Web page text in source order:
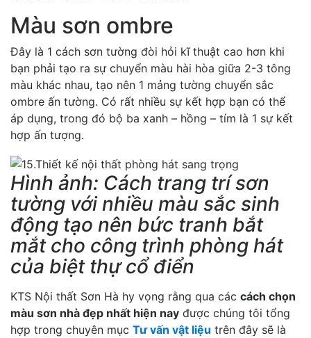
Màu sơn ombre
Đây là 1 cách sơn tường đòi hỏi kĩ thuật cao hơn khi
bạn phải tạo ra sự chuyển màu hài hòa giữa 2-3 tông
màu khác nhau, tạo nên 1 mảng tường chuyển sắc
ombre ấn tường. Có rất nhiều sự kết hợp bạn có thể
áp dụng, trong đó bộ ba xanh – hồng – tím là 1 sự kết
hợp ấn tượng.
Hình ảnh: Cách trang trí sơn
tường với nhiều màu sắc sinh
động tạo nên bức tranh bắt
mắt cho công trình phòng hát
của biệt thự cổ điển
KTS Nội thất Sơn Hà hy vọng rằng qua các cách chọn
màu sơn nhà đẹp nhất hiện nay được chúng tôi tổng
hợp trong chuyên mục Tư vấn vật liệu trên đây sẽ là